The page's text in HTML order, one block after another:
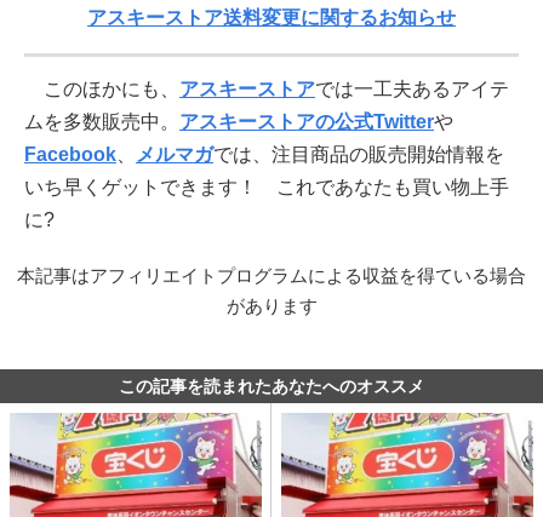
アスキーストア送料変更に関するお知らせ
このほかにも、 アスキーストアでは一工夫あるアイテ
ムを多数販売中。 アスキーストアの公式Twitterや
Facebook
メルマガでは、注目商品の販売開始情報を
いち早くゲットできます！ これであなたも買い物上手
に?
本記事はアフィリエイトプログラムによる収益を得ている場合
があります
この記事を読まれたあなたへのオススメ